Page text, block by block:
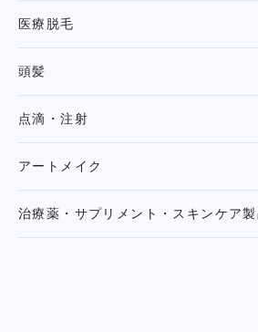
医療脱毛
頭髪
点滴・注射
アートメイク
治療薬・サプリメント・ スキンケア製